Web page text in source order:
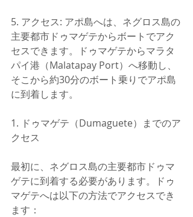
5. アクセス: アポ島へは、ネグロス島の
主要都市ドゥマゲテからボートでアク
セスできます。ドゥマゲテからマラタ
パイ港（Malatapay Port）へ移動し、
そこから約30分のボート乗りでアポ島
に到着します。
1. ドゥマゲテ（Dumaguete）までのア
クセス
最初に、ネグロス島の主要都市ドゥマ
ゲテに到着する必要があります。ドゥ
マゲテへは以下の方法でアクセスでき
ます：